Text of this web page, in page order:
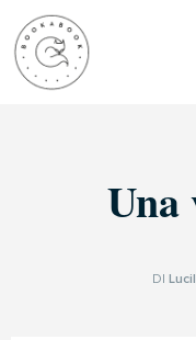
Una
DI